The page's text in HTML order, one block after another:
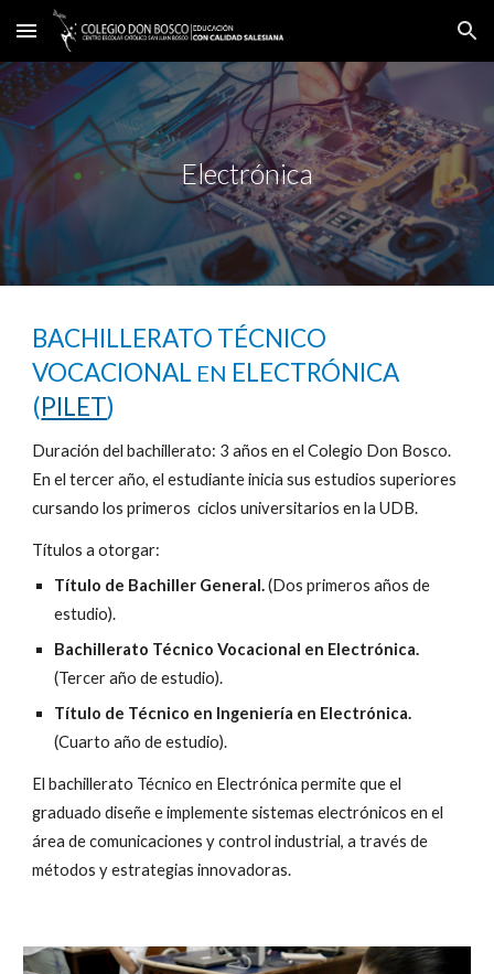
Skip to main content Skip to navigation
Electrónica
BACHILLERATO TÉCNICO
VOCACIONAL EN ELECTRÓNICA
(PILET)
Duración del bachillerato: 3 años en el Colegio Don Bosco.
En el tercer año, el estudiante inicia sus estudios superiores
cursando los primeros ciclos universitarios en la UDB.
Títulos a otorgar:
Título de Bachiller General.(Dos primeros años de
estudio).
Bachillerato Técnico Vocacional en Electrónica.
(Tercer año de estudio).
Título de Técnico en Ingeniería en Electrónica.
(Cuarto año de estudio).
El bachillerato Técnico en Electrónica permite que el
graduado diseñe e implemente sistemas electrónicos en el
área de comunicaciones y control industrial, a través de
métodos y estrategias innovadoras.